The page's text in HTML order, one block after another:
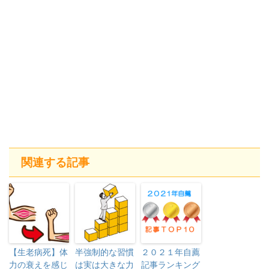
関連する記事
【生老病死】体
力の衰えを感じ
半強制的な習慣
は実は大きな力
２０２１年自薦
記事ランキング